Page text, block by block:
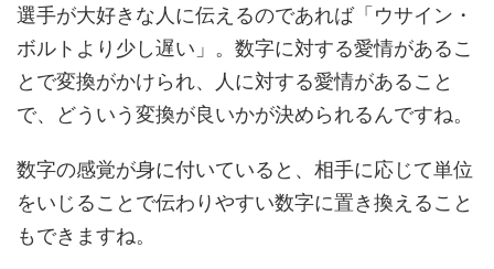
選手が大好きな人に伝えるのであれば「ウサイン・
ボルトより少し遅い」。数字に対する愛情があるこ
とで変換がかけられ、人に対する愛情があること
で、どういう変換が良いかが決められるんですね。
数字の感覚が身に付いていると、相手に応じて単位
をいじることで伝わりやすい数字に置き換えること
もできますね。